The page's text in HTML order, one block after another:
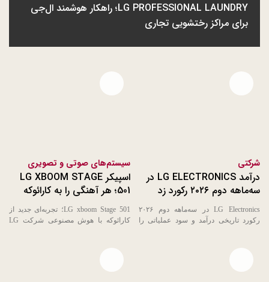
LG PROFESSIONAL LAUNDRY؛ راهکار هوشمند ال‌جی
برای مراکز رختشویی تجاری
شرکتی
درآمد LG ELECTRONICS در
سه‌ماهه دوم ۲۰۲۶ رکورد زد
LG Electronics در سه‌ماهه دوم ۲۰۲۶
رکورد تاریخی درآمد و سود عملیاتی را
Open file download list
سیستم‌های صوتی و تصویری
اسپیکر LG XBOOM STAGE
501؛ هر آهنگی را به کارائوکه
هوشمند AI تبدیل کنید
LG xboom Stage 501؛ تجربه‌ای جدید از
کارائوکه با هوش مصنوعی شرکت LG
Open file download list
Open file download list
Open file download list